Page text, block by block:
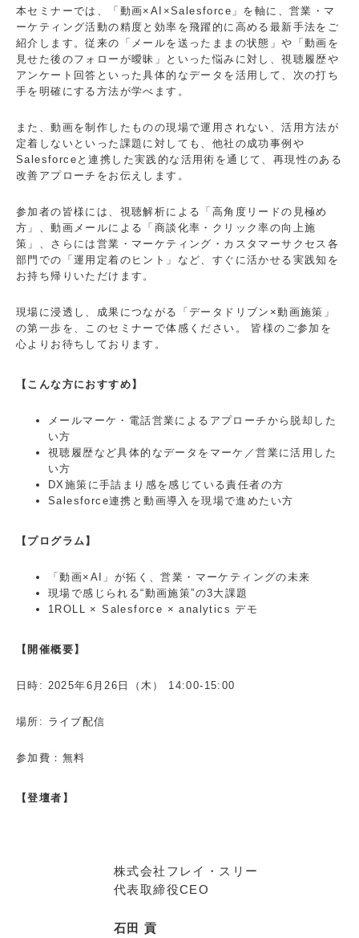
本セミナーでは、
「動画×AI×Salesforce」を軸に、営業・マ
ーケティング活動の精度と効率を飛躍的に高める最新手法をご
紹介します。従来の「メールを送ったままの状態」や「動画を
見せた後のフォローが曖昧」といった悩みに対し、視聴履歴や
アンケート回答といった具体的なデータを活用して、次の打ち
手を明確にする方法が学べます。
また、動画を制作したものの現場で運用されない、活用方法が
定着しないといった課題に対しても、 他社の成功事例や
Salesforceと連携した実践的な活用術 を通じて、再現性のある
改善アプローチをお伝えします。
参加者の皆様には、 視聴解析による「高角度リードの見極め
方」、動画メールによる「商談化率・クリック率の向上施
策」、さらには営業・マーケティング・カスタマーサクセス各
部門での「運用定着のヒント」など、 すぐに活かせる実践知を
お持ち帰りいただけます。
現場に浸透し、成果につながる「データドリブン×動画施策」
の第一歩を、このセミナーで体感ください。
皆様のご参加を
心よりお待ちしております。
【こんな方におすすめ】
メールマーケ・電話営業によるアプローチから脱却した
い方
視聴履歴など具体的なデータをマーケ／営業に活用した
い方
DX施策に手詰まり感を感じている責任者の方
Salesforce連携と動画導入を現場で進めたい方
【プログラム】
「動画×AI」が拓く、営業・マーケティングの未来
現場で感じられる“動画施策”の3大課題
1ROLL × Salesforce × analytics デモ
【開催概要】
日時: 2025年6月26日（木） 14:00-15:00
場所: ライブ配信
参加費：無料
【登壇者】
株式会社フレイ・スリー
代表取締役CEO
石田 貢